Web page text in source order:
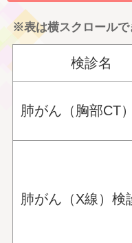
※表は横スクロールで
検診名
肺がん（胸部CT
肺がん（X線）検